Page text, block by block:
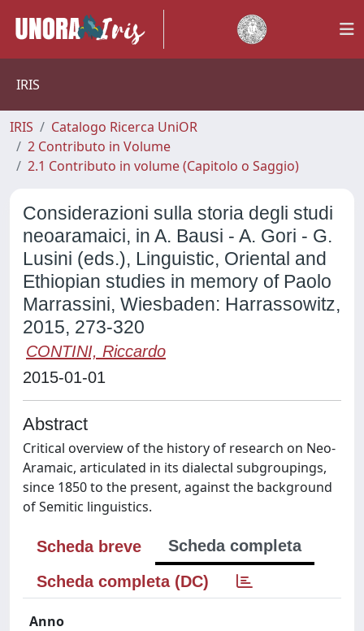
IRIS
IRIS
Catalogo Ricerca UniOR
2 Contributo in Volume
2.1 Contributo in volume (Capitolo o Saggio)
Considerazioni sulla storia degli studi
neoaramaici, in A. Bausi - A. Gori - G.
Lusini (eds.), Linguistic, Oriental and
Ethiopian studies in memory of Paolo
Marrassini, Wiesbaden: Harrassowitz,
2015, 273-320
CONTINI, Riccardo
2015-01-01
Abstract
Critical overview of the history of research on Neo-
Aramaic, articulated in its dialectal subgroupings,
since 1850 to the present, against the background
of Semitic linguistics.
Scheda breve
Scheda completa
Scheda completa (DC)
Anno